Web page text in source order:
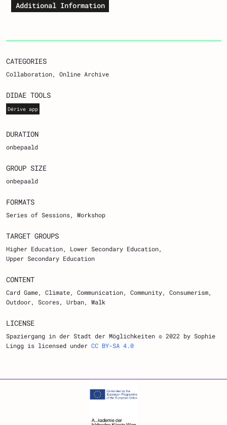
Additional Information
CATEGORIES
Collaboration Online Archive
DIDAE TOOLS
Dérive app
DURATION
onbepaald
GROUP SIZE
onbepaald
FORMATS
Series of Sessions Workshop
TARGET GROUPS
Higher Education
Lower Secondary Education
Upper Secondary Education
CONTENT
Card Game, Climate, Communication, Community, Consumerism,
Outdoor, Scores, Urban, Walk
LICENSE
Spaziergang in der Stadt der Möglichkeiten © 2022 by Sophie
Lingg is licensed under CC BY-SA 4.0